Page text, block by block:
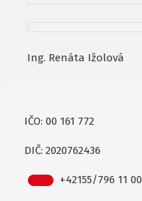
Ing. Renáta Ižolová
IČO: 00 161 772
DIČ: 2020762436
+42155/796 11 00